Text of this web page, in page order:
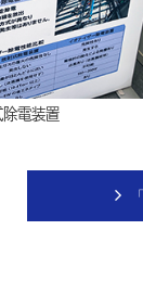
電装置